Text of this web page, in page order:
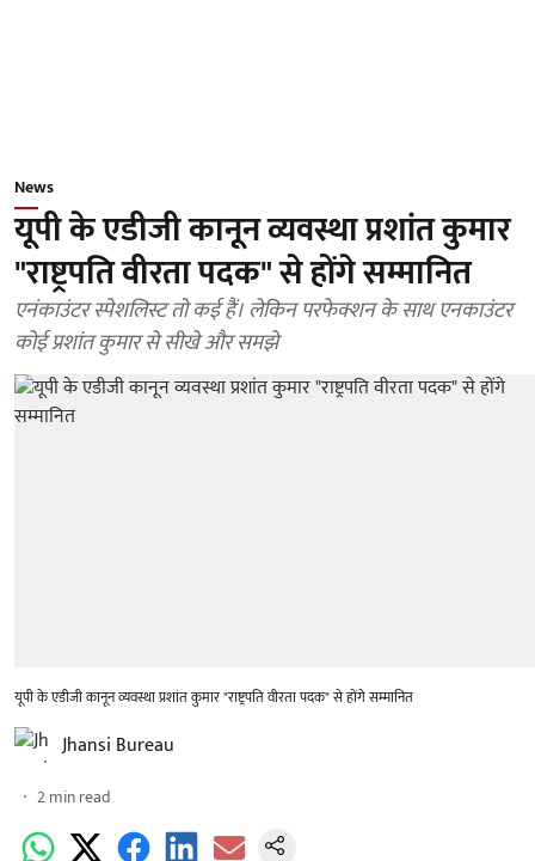
News
यूपी के एडीजी कानून व्यवस्था प्रशांत कुमार
"राष्ट्रपति वीरता पदक" से होंगे सम्मानित
एनंकाउंटर स्पेशलिस्ट तो कई हैं। लेकिन परफेक्शन के साथ एनकाउंटर
कोई प्रशांत कुमार से सीखे और समझे
यूपी के एडीजी कानून व्यवस्था प्रशांत कुमार "राष्ट्रपति वीरता पदक" से होंगे सम्मानित
Jhansi Bureau
2min read